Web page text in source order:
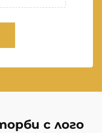
с лого